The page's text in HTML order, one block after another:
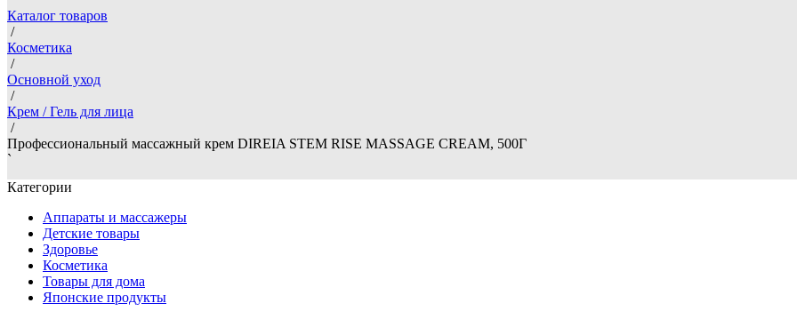
Каталог товаров
/
Косметика
/
Основной уход
/
Крем / Гель для лица
/
Профессиональный массажный крем DIREIA STEM RISE MASSAGE CREAM, 500Г
`
Категории
Аппараты и массажеры
Детские товары
Здоровье
Косметика
Товары для дома
Японские продукты